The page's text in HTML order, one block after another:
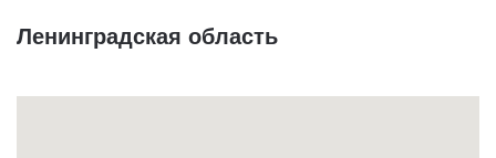
Ленинградская область